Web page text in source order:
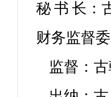
秘书 长：
财务监督
监督：